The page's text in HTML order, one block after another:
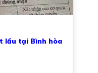
lầu tại Bình hòa